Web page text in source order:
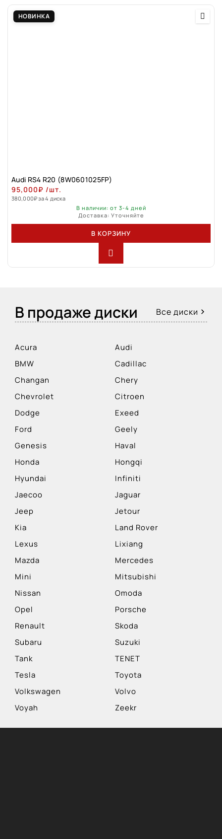
НОВИНКА
Audi RS4 R20 (8W0601025FP)
95,000₽ /шт.
380,000₽за 4 диска
В наличии: от 3-4 дней
Доставка: Уточняйте
В КОРЗИНУ
В продаже диски Все диски
Acura
Audi
BMW
Cadillac
Changan
Chery
Chevrolet
Citroen
Dodge
Exeed
Ford
Geely
Genesis
Haval
Honda
Hongqi
Hyundai
Infiniti
Jaecoo
Jaguar
Jeep
Jetour
Kia
Land Rover
Lexus
Lixiang
Mazda
Mercedes
Mini
Mitsubishi
Nissan
Omoda
Opel
Porsche
Renault
Skoda
Subaru
Suzuki
Tank
TENET
Tesla
Toyota
Volkswagen
Volvo
Voyah
Zeekr